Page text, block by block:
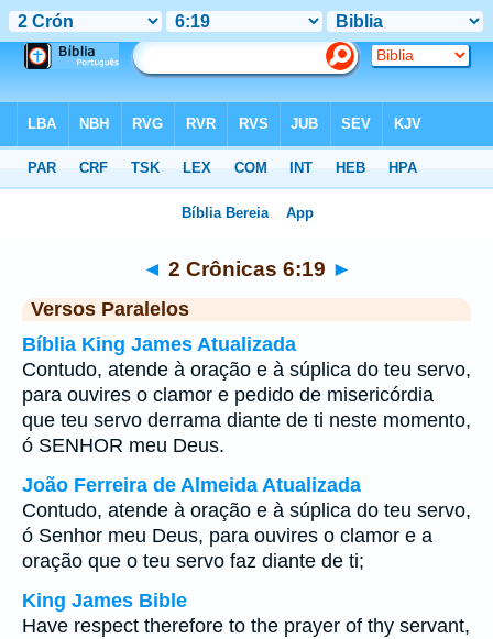
◄ 2 Crônicas 6:19 ►
Versos Paralelos
Bíblia King James Atualizada
Contudo, atende à oração e à súplica do teu servo,
para ouvires o clamor e pedido de misericórdia
que teu servo derrama diante de ti neste momento,
ó SENHOR meu Deus.
João Ferreira de Almeida Atualizada
Contudo, atende à oração e à súplica do teu servo,
ó Senhor meu Deus, para ouvires o clamor e a
oração que o teu servo faz diante de ti;
King James Bible
Have respect therefore to the prayer of thy servant,